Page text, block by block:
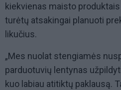
kiekvienas maisto
turėtų atsakingai planuoti
likučius.
„Mes nuolat stengiamės
parduotuvių lentynas
kuo labiau atitiktų paklausą.